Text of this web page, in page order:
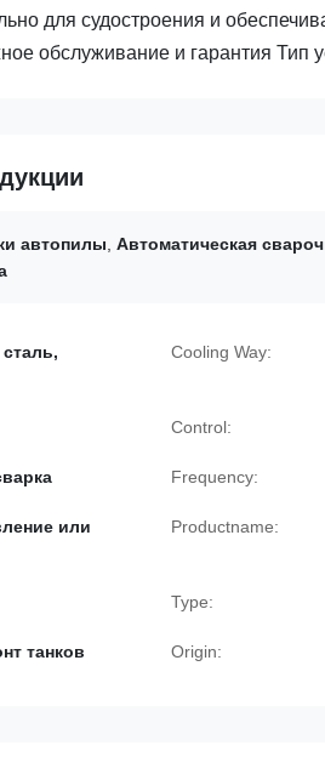
для судостроения и
обслуживание и гарантия Тип
автопилы Автоматическая
Cooling Way:
Control:
Frequency:
или
Productname:
Type:
танков Origin: